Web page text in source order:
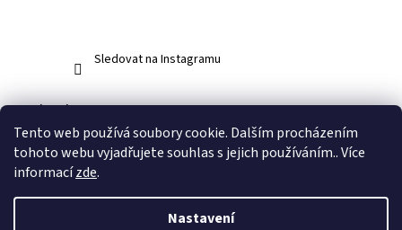
Tento web používá soubory cookie. Dalším procházením
tohoto webu vyjadřujete souhlas s jejich používáním.. Více
informacízde.
Nastavení
Sledovat na Instagramu
Facebook